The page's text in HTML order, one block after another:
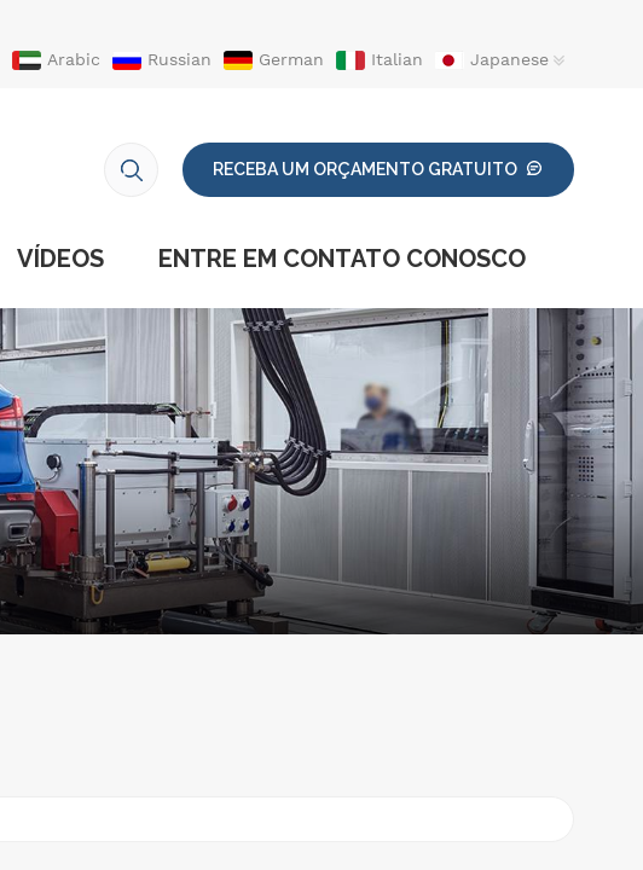
Arabic Russian German Italian
Japanese
RECEBA UM ORÇAMENTO GRATUITO
VÍDEOS ENTRE EM CONTATO CONOSCO